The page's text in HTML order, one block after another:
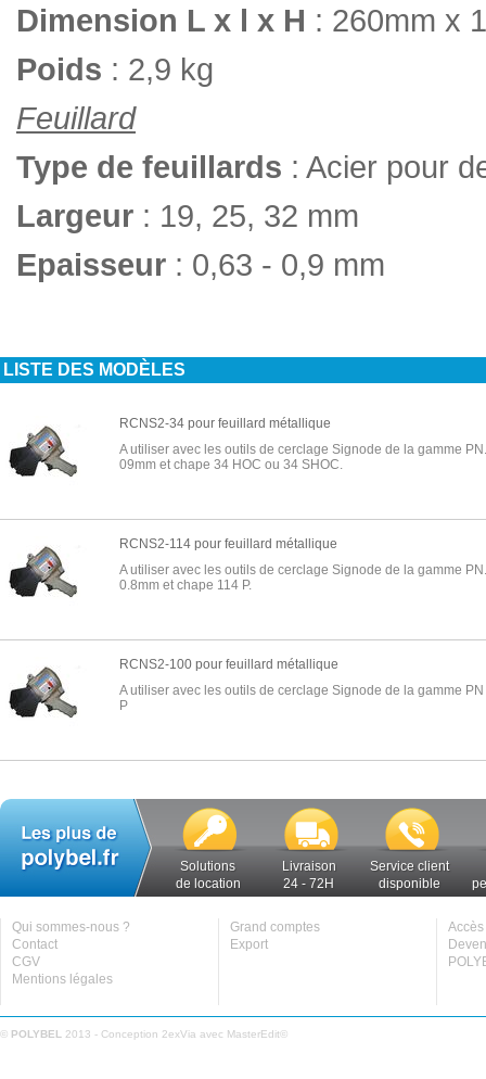
Dimension L x l x H : 260mm x
Poids : 2,9 kg
Feuillard
Type de feuillards : Acier pour
Largeur : 19, 25, 32 mm
Epaisseur : 0,63 - 0,9 mm
LISTE DES MODÈLES
RCNS2-34 pour feuillard métallique
A utiliser avec les outils de cerclage Signode de la gamme
09mm et chape 34 HOC ou 34 SHOC.
RCNS2-114 pour feuillard métallique
A utiliser avec les outils de cerclage Signode de la gamme
0.8mm et chape 114 P.
RCNS2-100 pour feuillard métallique
A utiliser avec les outils de cerclage Signode de la gamme
P
Solutions
de location
Livraison
24 - 72H
Service client
disponible
Qui sommes-nous ?
Contact
CGV
Mentions légales
Grand comptes
Export
© POLYBEL 2013 - Conception 2exVia avec MasterEdit©